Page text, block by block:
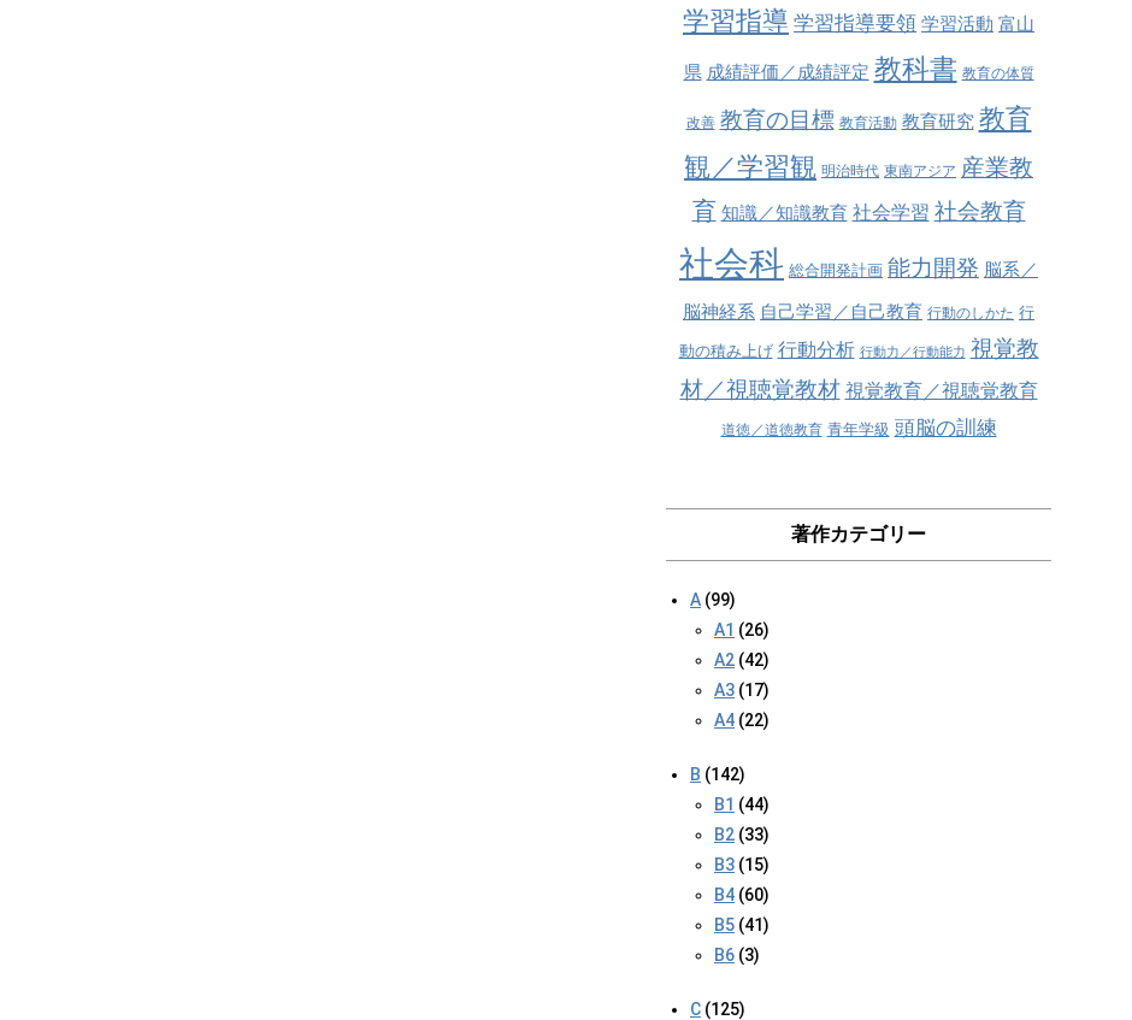
学習指導 学習指導要領 学習活動 富山
県 成績評価／成績評定 教科書 教育の体質
改善 教育の目標 教育活動 教育研究 教育
観／学習観 明治時代 東南アジア 産業教
育 知識／知識教育 社会学習 社会教育
社会科 総合開発計画 能力開発 脳系／
脳神経系 自己学習／自己教育 行動のしかた 行
動の積み上げ 行動分析 行動力／行動能力 視覚教
材／視聴覚教材 視覚教育／視聴覚教育
道徳／道徳教育 青年学級 頭脳の訓練
著作カテゴリー
A (99)
A1 (26)
A2 (42)
A3 (17)
A4 (22)
B (142)
B1 (44)
B2 (33)
B3 (15)
B4 (60)
B5 (41)
B6 (3)
C (125)